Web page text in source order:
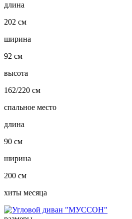
длина
202 см
ширина
92 см
высота
162/220 см
спальное место
длина
90 см
ширина
200 см
хиты месяца